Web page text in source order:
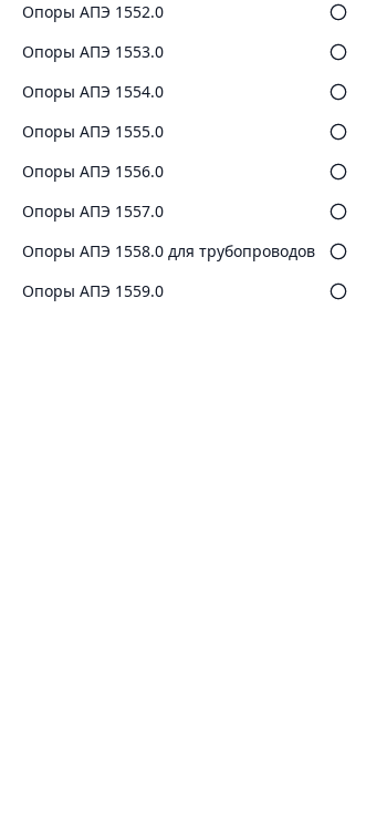
Опоры АПЭ 1552.0
Опоры АПЭ 1553.0
Опоры АПЭ 1554.0
Опоры АПЭ 1555.0
Опоры АПЭ 1556.0
Опоры АПЭ 1557.0
Опоры АПЭ 1558.0 для трубопроводов
Опоры АПЭ 1559.0